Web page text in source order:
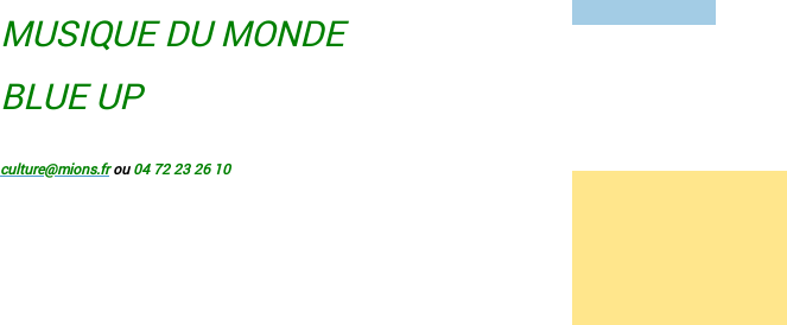
MUSIQUE DU MONDE
BLUE UP
culture@mions.fr ou04 72 23 26 10